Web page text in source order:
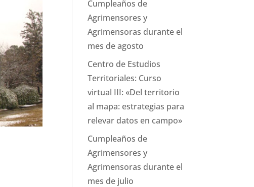
Cumpleaños de
Agrimensores y
Agrimensoras durante el
mes de agosto
Centro de Estudios
Territoriales: Curso
virtual III: «Del territorio
al mapa: estrategias para
relevar datos en campo»
Cumpleaños de
Agrimensores y
Agrimensoras durante el
mes de julio